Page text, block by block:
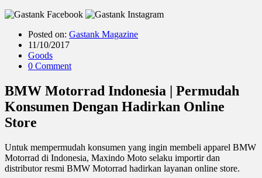
Posted on: Gastank Magazine
11/10/2017
Goods
0 Comment
BMW Motorrad Indonesia | Permudah
Konsumen Dengan Hadirkan Online
Store
Untuk mempermudah konsumen yang ingin membeli apparel BMW
Motorrad di Indonesia, Maxindo Moto selaku importir dan
distributor resmi BMW Motorrad hadirkan layanan online store.